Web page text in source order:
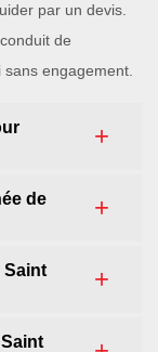
par un devis.
de
engagement.
de
Saint